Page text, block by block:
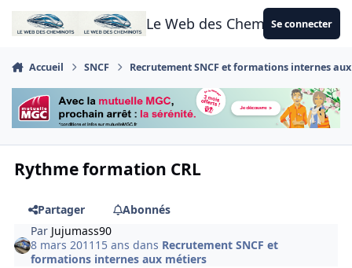
Aller au contenu
Le Web des CheminotsSe connecter
Accueil SNCF Recrutement SNCF et formations internes
Rythme formation CRL
Partager
Abonnés
Par Jujumass90
8 mars 2011 15 ans dans Recrutement SNCF et
formations internes aux métiers